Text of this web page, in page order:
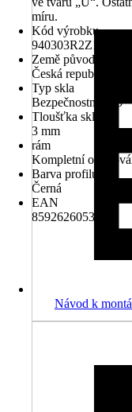
míru.
Kód výrobku
940303R2Z1
Země původu
Česká republika
Typ skla
Bezpečnostní sklo
Tloušťka skla
3 mm
rám
Kompletní
Barva profilu
Černá
EAN
8592626053550
Návod k